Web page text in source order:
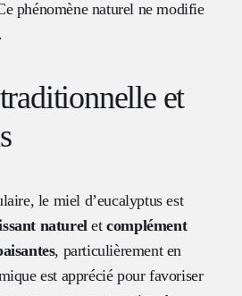
phénomène naturel ne modifie
et
le miel d’eucalyptus est
naturel etcomplément
, particulièrement en
est apprécié pour favoriser